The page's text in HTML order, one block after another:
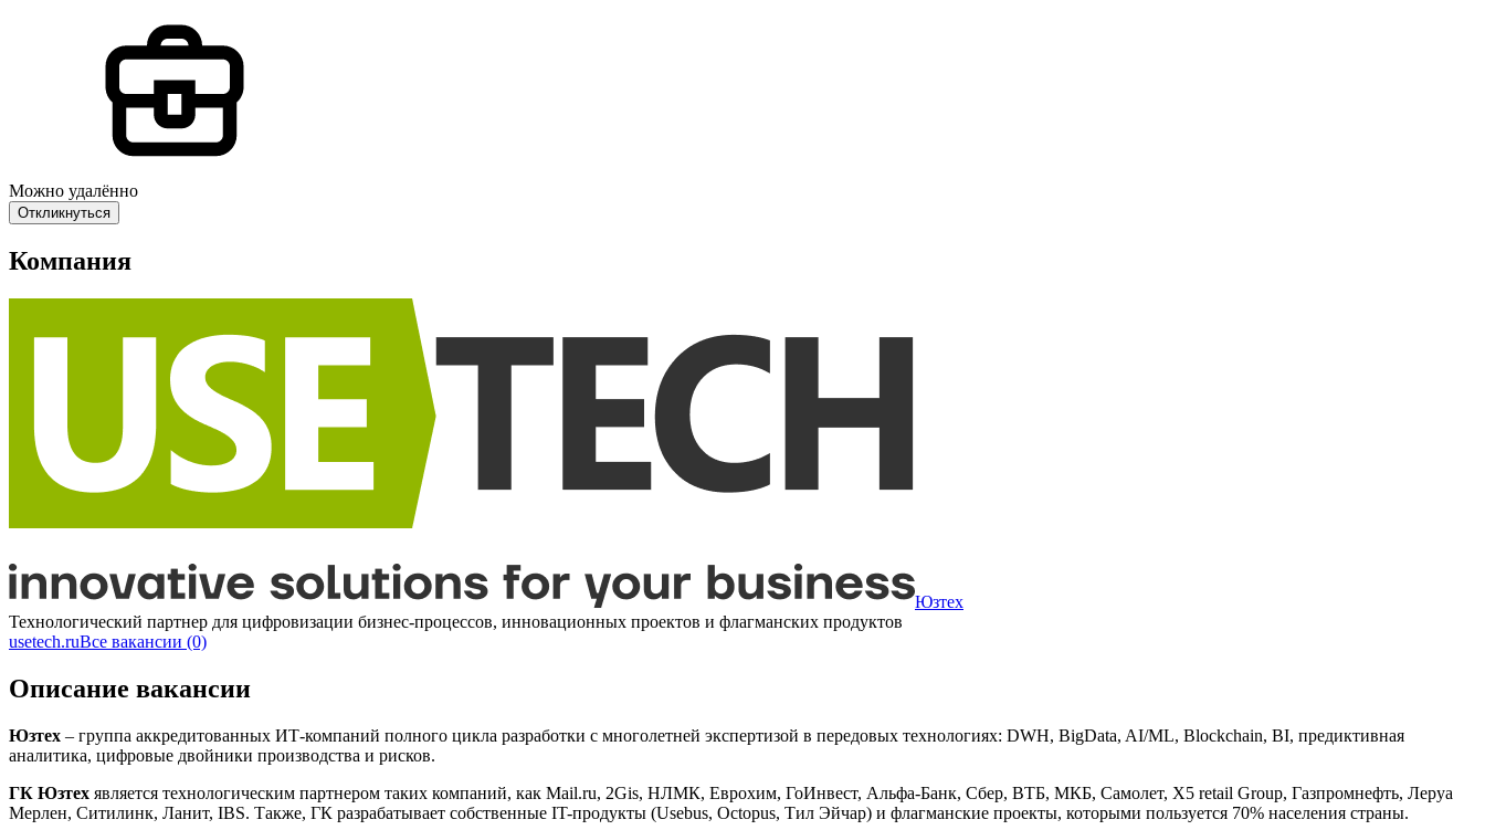
Можно удалённо
Откликнуться
Компания
Юзтех
Технологический партнер для цифровизации бизнес-процессов, инновационных проектов и флагманских продуктов
usetech.ruВсе вакансии (0)
Описание вакансии
Юзтех – группа аккредитованных ИТ-компаний полного цикла разработки с многолетней экспертизой в передовых технологиях: DWH, BigData, AI/ML, Blockchain, BI, предиктивная
аналитика, цифровые двойники производства и рисков.
ГК Юзтех является технологическим партнером таких компаний, как Mail.ru, 2Gis, НЛМК, Еврохим, ГоИнвест, Альфа-Банк, Сбер, ВТБ, МКБ, Самолет, Х5 retail Group, Газпромнефть, Леруа
Мерлен, Ситилинк, Ланит, IBS. Также, ГК разрабатывает собственные IT-продукты (Usebus, Octopus, Тил Эйчар) и флагманские проекты, которыми пользуется 70% населения страны.